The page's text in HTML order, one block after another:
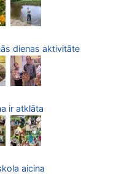
dienas aktivitāte
ir atklāta
aicina